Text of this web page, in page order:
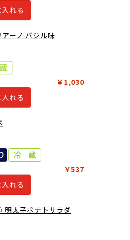
れる
ーノ バジル味
￥1,030
れる
￥537
れる
明太子ポテトサラダ